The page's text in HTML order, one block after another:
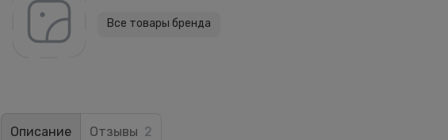
Все товары бренда
Описание Отзывы 2